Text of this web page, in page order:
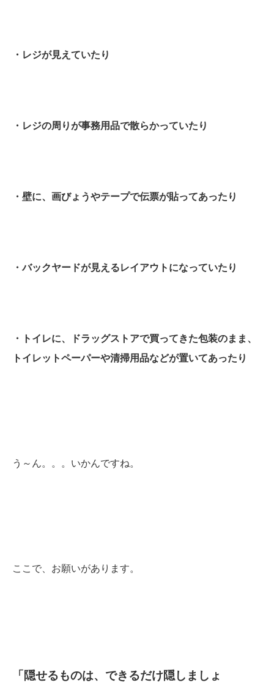
・レジが見えていたり
・レジの周りが事務用品で散らかっていたり
・壁に、画びょうやテープで伝票が貼ってあったり
・バックヤードが見えるレイアウトになっていたり
・トイレに、ドラッグストアで買ってきた包装のまま、
トイレットペーパーや清掃用品などが置いてあったり
う～ん。。。いかんですね。
ここで、お願いがあります。
「隠せるものは、できるだけ隠しましょ